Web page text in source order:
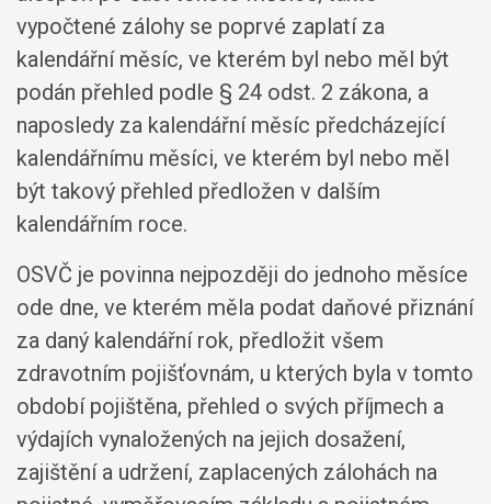
vypočtené zálohy se poprvé zaplatí za
kalendářní měsíc, ve kterém byl nebo měl být
podán přehled podle § 24 odst. 2 zákona, a
naposledy za kalendářní měsíc předcházející
kalendářnímu měsíci, ve kterém byl nebo měl
být takový přehled předložen v dalším
kalendářním roce.
OSVČ je povinna nejpozději do jednoho měsíce
ode dne, ve kterém měla podat daňové přiznání
za daný kalendářní rok, předložit všem
zdravotním pojišťovnám, u kterých byla v tomto
období pojištěna, přehled o svých příjmech a
výdajích vynaložených na jejich dosažení,
zajištění a udržení, zaplacených zálohách na